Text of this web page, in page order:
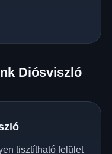
Diósviszló
tisztítható felület